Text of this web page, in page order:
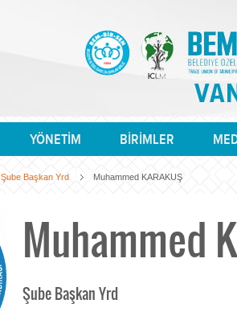
YÖNETİM BİRİMLER
Şube Başkan Yrd Muhammed KARAKUŞ
Muhammed
Şube Başkan Yrd